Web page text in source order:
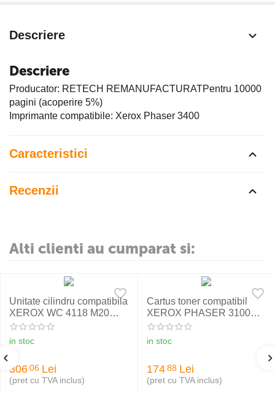
Descriere
Descriere
Producator: RETECH REMANUFACTURATPentru 10000
pagini (acoperire 5%)
Imprimante compatibile: Xerox Phaser 3400
Caracteristici
Recenzii
Alti clienti au cumparat si:
Unitate cilindru compatibila
XEROX WC 4118 M20
113R00671
in stoc
306 06 Lei
(pret cu TVA inclus)
Cartus toner compatibil
XEROX PHASER 3100
106R01379, RETECH
in stoc
174 88 Lei
(pret cu TVA inclus)